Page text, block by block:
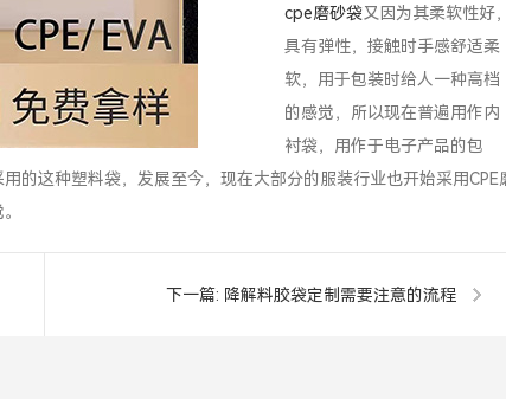
cpe磨砂袋又因为其柔软性好，
具有弹性，接触时手感舒适柔
软，用于包装时给人一种高档
的感觉，所以现在普遍用作内
衬袋，用作于电子产品的包
的这种塑料袋，发展至今，现在大部分的服装行业也开始采用CPE
下一篇: 降解料胶袋定制需要注意的流程